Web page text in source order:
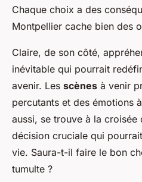
Chaque choix a des
Montpellier cache bien des
Claire, de son côté,
inévitable qui pourrait
avenir. Les scènes à venir
percutants et des émotions
aussi, se trouve à la croisée
décision cruciale qui
vie. Saura-t-il faire le bon
tumulte ?